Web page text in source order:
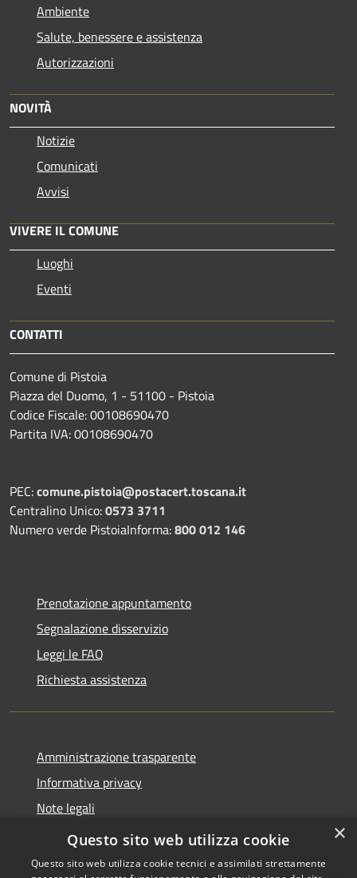
Ambiente
Salute, benessere e assistenza
Autorizzazioni
NOVITÀ
Notizie
Comunicati
Avvisi
VIVERE IL COMUNE
Luoghi
Eventi
CONTATTI
Comune di Pistoia
Piazza del Duomo, 1 - 51100 - Pistoia
Codice Fiscale: 00108690470
Partita IVA: 00108690470
PEC:comune.pistoia@postacert.toscana.it
Centralino Unico:0573 3711
Numero verde PistoiaInforma:800 012 146
Prenotazione appuntamento
Segnalazione disservizio
Leggi le FAQ
Richiesta assistenza
Amministrazione trasparente
Informativa privacy
Note legali
Dichiarazione di accessibilità
×
Questo sito web utilizza cookie
Questo sito web utilizza cookie tecnici e assimilati strettamente